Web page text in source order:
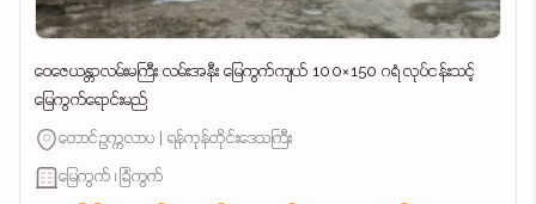
ဝေဇေယန္တာလမ်းမကြီး လမ်းအနီး မြေကွက်ကျယ် 100×150 ဂရံ လုပ်ငန်းသင့်
မြေကွက်ရောင်းမည်
တောင်ဥက္ကလာပ | ရန်ကုန်တိုင်းဒေသကြီး
မြေကွက် ၊ ခြံကွက်